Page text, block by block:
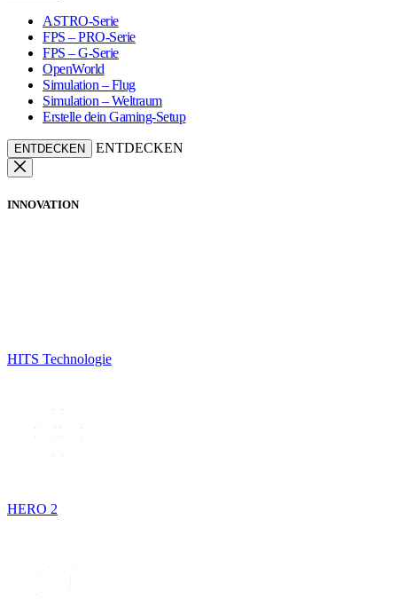
ASTRO-Serie
FPS – PRO-Serie
FPS – G-Serie
OpenWorld
Simulation – Flug
Simulation – Weltraum
Erstelle dein Gaming-Setup
ENTDECKEN ENTDECKEN
INNOVATION
HITS Technologie
HERO 2